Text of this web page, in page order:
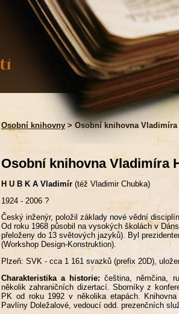
Osobní knihovny > Osobní knihovna Vladimíra
Osobní knihovna Vladimíra
H U B K A Vladimír (též Vladimir Chubka)
1924 - 2006 ?
Český inženýr, položil základy nové vědní
Od roku 1968 působil na vysokých školách v
přeloženy do 13 světových jazyků). Byl
(Workshop Design-Konstruktion).
Plzeň: SVK - cca 1 161 svazků (prefix 20D),
Charakteristika a historie: čeština, němčina,
několik zahraničních dizertací. Sborníky z
PK od roku 1992 v několika etapách.
Pavlíny Doležalové, vedoucí odd. prezenčních